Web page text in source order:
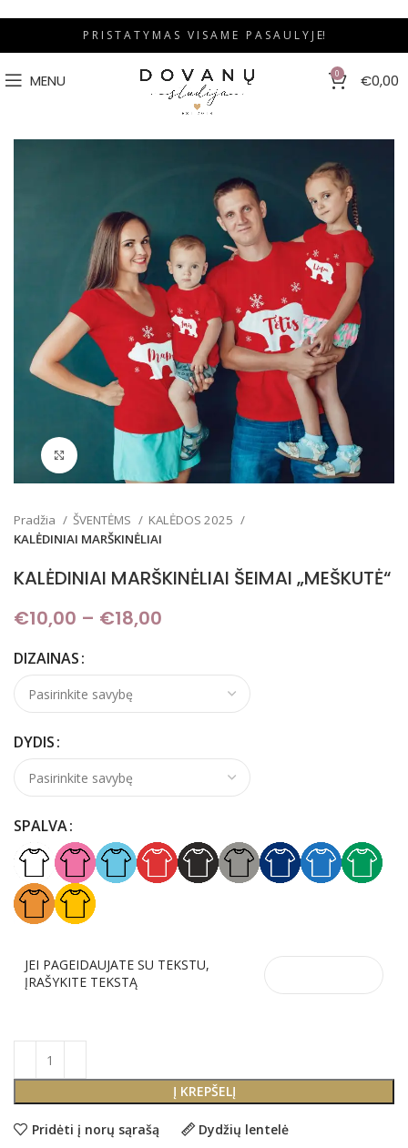
P R I S T A T Y M A S V I S A M E P A S A U L Y J E!
MENU 0 €0,00
Padidinti
Pradžia ŠVENTĖMS
KALĖDOS 2025
KALĖDINIAI MARŠKINĖLIAI
KALĖDINIAI MARŠKINĖLIAI ŠEIMAI „MEŠKUTĖ“
€10,00 – €18,00
DIZAINAS
DYDIS
SPALVA
JEI PAGEIDAUJATE SU TEKSTU,
ĮRAŠYKITE TEKSTĄ
Į KREPŠELĮ
Pridėti į norų sąrašą Dydžių lentelė